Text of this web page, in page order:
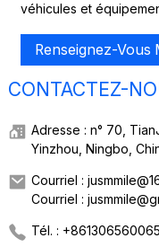
véhicules et
Renseignez-Vous
CONTACTEZ-
Adresse : n° 70,
Yinzhou, Ningbo,
Courriel :
Courriel :
Tél. :